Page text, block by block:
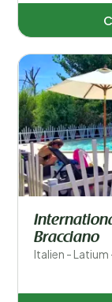
Bracciano
Italien -